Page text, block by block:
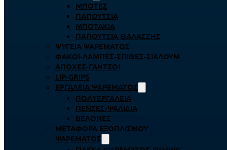
ΜΠΌΤΕΣ
ΠΑΠΟΎΤΣΙΑ
ΜΠΟΤΆΚΙΑ
ΠΑΠΟΎΤΣΙΑ ΘΑΛΆΣΣΗΣ
ΨΥΓΕΊΑ ΨΑΡΈΜΑΤΟΣ
ΦΑΚΟΊ-ΛΆΜΠΕΣ-ΣΠΊΘΕΣ-ΣΊΑΛΟΥΜ
ΑΠΌΧΕΣ-ΓΆΝΤΖΟΙ
LIP-GRIPS
EΡΓΑΛΕΊΑ ΨΑΡΈΜΑΤΟΣ
ΠΟΛΥΕΡΓΑΛΕΊΑ
ΠΈΝΣΕΣ-ΨΑΛΊΔΙΑ
ΒΕΛΌΝΕΣ
ΜΕΤΑΦΟΡΆ ΕΞΟΠΛΙΣΜΟΎ
ΨΑΡΈΜΑΤΟΣ